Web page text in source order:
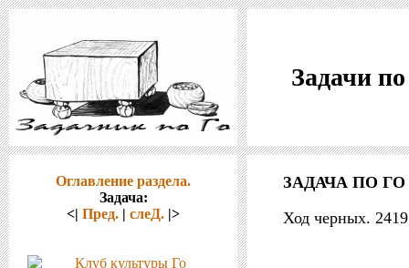
Задачи
Оглавление раздела.
Задача:
<| Пред. | слеД. |>
ЗАДАЧА ПО ГО
Ход черных.